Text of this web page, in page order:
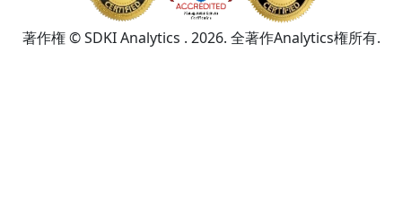
著作権 © SDKI Analytics . 2026. 全著作Analytics権所有.